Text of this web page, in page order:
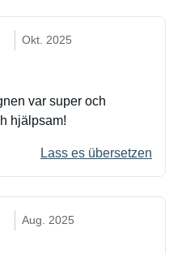
Okt. 2025
var super och
hjälpsam!
Lass es übersetzen
Aug. 2025